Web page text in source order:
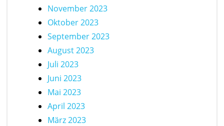
November 2023
Oktober 2023
September 2023
August 2023
Juli 2023
Juni 2023
Mai 2023
April 2023
März 2023